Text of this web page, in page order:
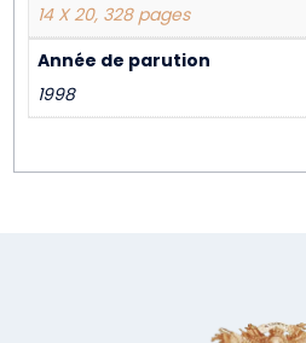
14 X 20, 328 pages
Année de parution
1998